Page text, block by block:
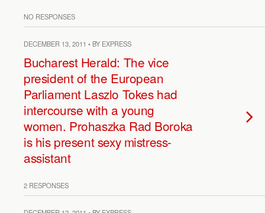
NO RESPONSES
DECEMBER 13, 2011 • BY EXPRESS
Bucharest Herald: The vice
president of the European
Parliament Laszlo Tokes had
intercourse with a young
women. Prohaszka Rad Boroka
is his present sexy mistress-
assistant
2 RESPONSES